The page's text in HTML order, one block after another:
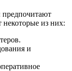
из них:
и